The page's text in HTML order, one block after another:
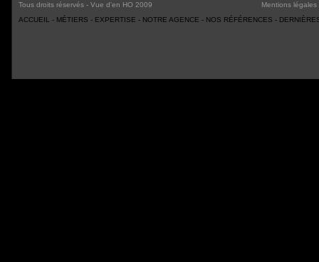
Tous droits réservés - Vue d'en HO 2009
Mentions légales
ACCUEIL
- MÉTIERS - EXPERTISE - NOTRE AGENCE - NOS RÉFÉRENCES -